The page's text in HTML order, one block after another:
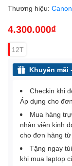
Thương hiệu: Canon
4.300.000₫
12T
Khuyến mãi
Checkin khi
Áp dụng cho
Mua hàng
nhân viên kinh
cho đơn hàng
Tặng ngay
khi mua laptop